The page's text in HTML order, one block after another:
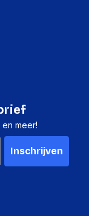
meer!
Inschrijven